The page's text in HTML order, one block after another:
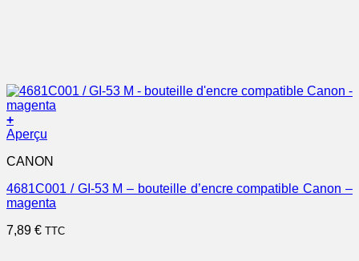
+
Aperçu
CANON
4681C001 / GI-53 M – bouteille d’encre compatible Canon –
magenta
7,89 € TTC